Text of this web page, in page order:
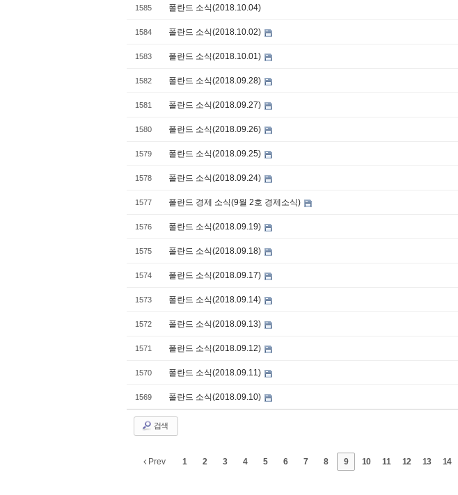
1585 폴란드 소식(2018.10.04)
1584 폴란드 소식(2018.10.02)
1583 폴란드 소식(2018.10.01)
1582 폴란드 소식(2018.09.28)
1581 폴란드 소식(2018.09.27)
1580 폴란드 소식(2018.09.26)
1579 폴란드 소식(2018.09.25)
1578 폴란드 소식(2018.09.24)
1577 폴란드 경제 소식(9월 2호 경제소식)
1576 폴란드 소식(2018.09.19)
1575 폴란드 소식(2018.09.18)
1574 폴란드 소식(2018.09.17)
1573 폴란드 소식(2018.09.14)
1572 폴란드 소식(2018.09.13)
1571 폴란드 소식(2018.09.12)
1570 폴란드 소식(2018.09.11)
1569 폴란드 소식(2018.09.10)
검색
Prev 1 2 3 4 5 6 7 8 9 10 11 12 13 14